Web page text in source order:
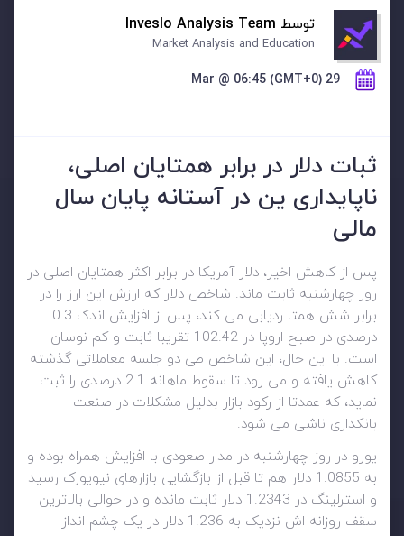
توسط Inveslo Analysis Team
Market Analysis and Education
29 Mar @ 06:45 (GMT+0)
ثبات دلار در برابر همتایان اصلی،
ناپایداری ین در آستانه پایان سال
مالی
پس از کاهش اخیر، دلار آمریکا در برابر اکثر همتایان اصلی در
روز چهارشنبه ثابت ماند. شاخص دلار که ارزش این ارز را در
برابر شش همتا ردیابی می کند، پس از افزایش اندک 0.3
درصدی در صبح اروپا در 102.42 تقریبا ثابت و کم نوسان
است. با این حال، این شاخص طی دو جلسه معاملاتی گذشته
کاهش یافته و می رود تا سقوط ماهانه 2.1 درصدی را ثبت
نماید، که عمدتا از رکود بازار بدلیل مشکلات در صنعت
بانکداری ناشی می شود.
یورو در روز چهارشنبه در مدار صعودی با افزایش همراه بوده و
به 1.0855 دلار هم تا قبل از بازگشایی بازارهای نیویورک رسید
و استرلینگ در 1.2343 دلار ثابت مانده و در حوالی بالاترین
سقف روزانه اش نزدیک به 1.236 دلار در یک چشم انداز